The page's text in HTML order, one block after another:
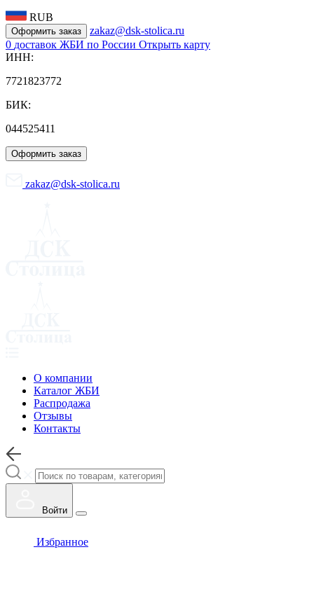
RUB
Оформить заказ
zakaz@dsk-stolica.ru
0 доставок ЖБИ по России Открыть карту
ИНН:
7721823772
БИК:
044525411
Оформить заказ
zakaz@dsk-stolica.ru
О компании
Каталог ЖБИ
Распродажа
Отзывы
Контакты
Войти
Избранное